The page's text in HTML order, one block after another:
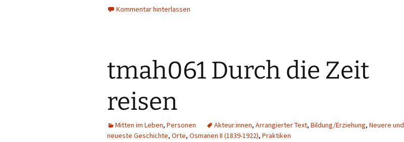
Kommentar hinterlassen
tmah061 Durch die Zeit
reisen
Mitten im Leben, Personen Akteur:innen, Arrangierter Text, Bildung/Erziehung, Neuere und
neueste Geschichte, Orte, Osmanen II (1839-1922), Praktiken